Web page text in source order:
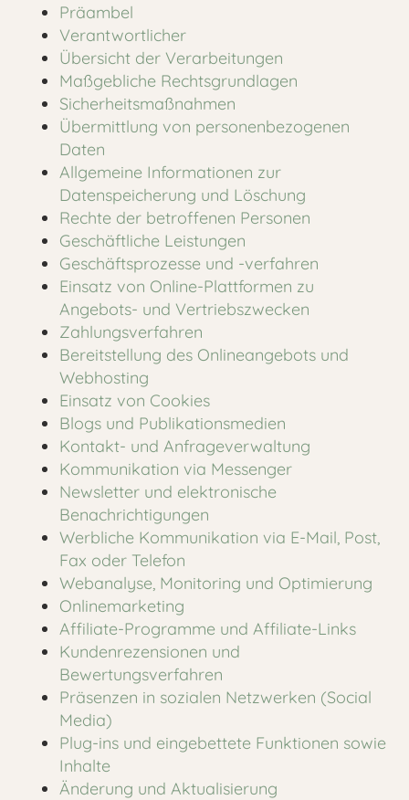
Präambel
Verantwortlicher
Übersicht der Verarbeitungen
Maßgebliche Rechtsgrundlagen
Sicherheitsmaßnahmen
Übermittlung von personenbezogenen
Daten
Allgemeine Informationen zur
Datenspeicherung und Löschung
Rechte der betroffenen Personen
Geschäftliche Leistungen
Geschäftsprozesse und -verfahren
Einsatz von Online-Plattformen zu
Angebots- und Vertriebszwecken
Zahlungsverfahren
Bereitstellung des Onlineangebots und
Webhosting
Einsatz von Cookies
Blogs und Publikationsmedien
Kontakt- und Anfrageverwaltung
Kommunikation via Messenger
Newsletter und elektronische
Benachrichtigungen
Werbliche Kommunikation via E-Mail, Post,
Fax oder Telefon
Webanalyse, Monitoring und Optimierung
Onlinemarketing
Affiliate-Programme und Affiliate-Links
Kundenrezensionen und
Bewertungsverfahren
Präsenzen in sozialen Netzwerken (Social
Media)
Plug-ins und eingebettete Funktionen sowie
Inhalte
Änderung und Aktualisierung